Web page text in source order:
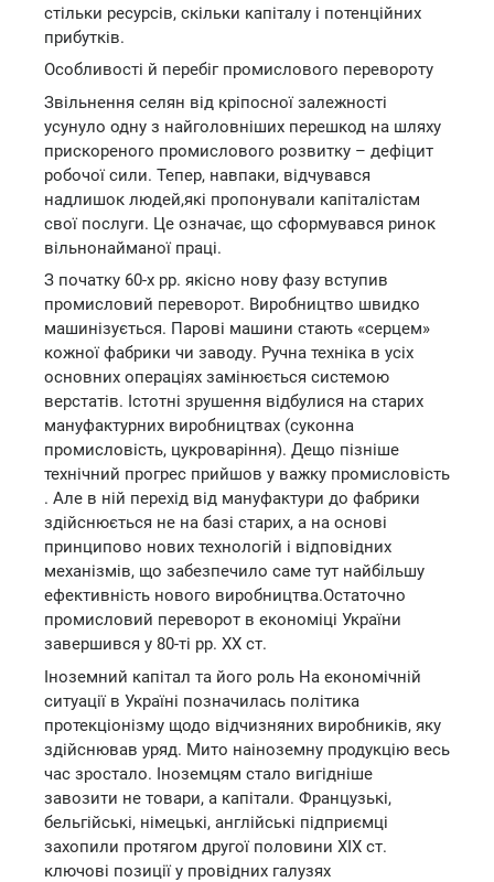
стільки ресурсів, скільки капіталу і потенційних
прибутків.
Особливості й перебіг промислового перевороту
Звільнення селян від кріпосної залежності
усунуло одну з найголовніших перешкод на шляху
прискореного промислового розвитку – дефіцит
робочої сили. Тепер, навпаки, відчувався
надлишок людей,які пропонували капіталістам
свої послуги. Це означає, що сформувався ринок
вільнонайманої праці.
З початку 60-х рр. якісно нову фазу вступив
промисловий переворот. Виробництво швидко
машинізується. Парові машини стають «серцем»
кожної фабрики чи заводу. Ручна техніка в усіх
основних операціях замінюється системою
верстатів. Істотні зрушення відбулися на старих
мануфактурних виробництвах (суконна
промисловість, цукроваріння). Дещо пізніше
технічний прогрес прийшов у важку промисловість
. Але в ній перехід від мануфактури до фабрики
здійснюється не на базі старих, а на основі
принципово нових технологій і відповідних
механізмів, що забезпечило саме тут найбільшу
ефективність нового виробництва.Остаточно
промисловий переворот в економіці України
завершився у 80-ті рр. ХХ ст.
Іноземний капітал та його роль На економічній
ситуації в Україні позначилась політика
протекціонізму щодо відчизняних виробників, яку
здійснював уряд. Мито наіноземну продукцію весь
час зростало. Іноземцям стало вигідніше
завозити не товари, а капітали. Французькі,
бельгійські, німецькі, англійські підприємці
захопили протягом другої половини ХІХ ст.
ключові позиції у провідних галузях